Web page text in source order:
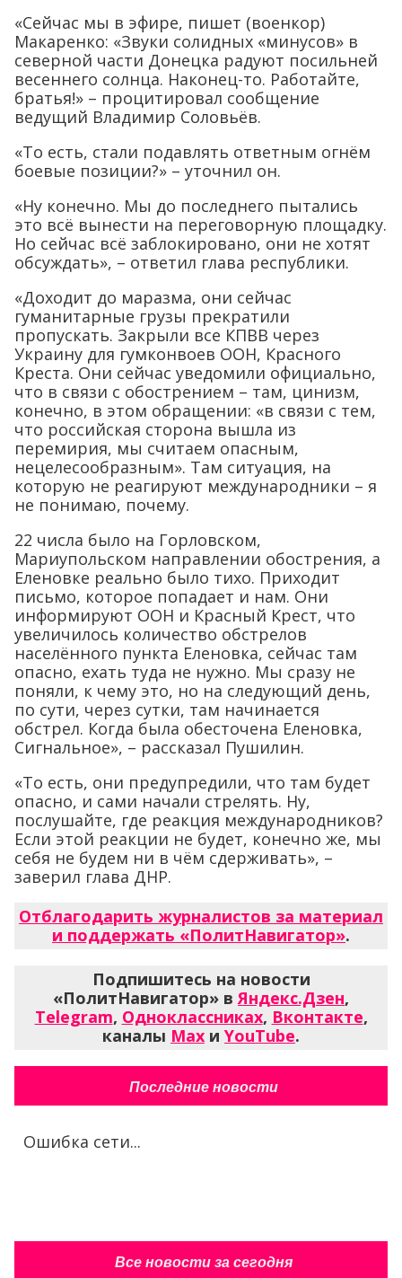
«Сейчас мы в эфире, пишет (военкор)
Макаренко: «Звуки солидных «минусов» в
северной части Донецка радуют посильней
весеннего солнца. Наконец-то. Работайте,
братья!» – процитировал сообщение
ведущий Владимир Соловьёв.
«То есть, стали подавлять ответным огнём
боевые позиции?» – уточнил он.
«Ну конечно. Мы до последнего пытались
это всё вынести на переговорную площадку.
Но сейчас всё заблокировано, они не хотят
обсуждать», – ответил глава республики.
«Доходит до маразма, они сейчас
гуманитарные грузы прекратили
пропускать. Закрыли все КПВВ через
Украину для гумконвоев ООН, Красного
Креста. Они сейчас уведомили официально,
что в связи с обострением – там, цинизм,
конечно, в этом обращении: «в связи с тем,
что российская сторона вышла из
перемирия, мы считаем опасным,
нецелесообразным». Там ситуация, на
которую не реагируют международники – я
не понимаю, почему.
22 числа было на Горловском,
Мариупольском направлении обострения, а
Еленовке реально было тихо. Приходит
письмо, которое попадает и нам. Они
информируют ООН и Красный Крест, что
увеличилось количество обстрелов
населённого пункта Еленовка, сейчас там
опасно, ехать туда не нужно. Мы сразу не
поняли, к чему это, но на следующий день,
по сути, через сутки, там начинается
обстрел. Когда была обесточена Еленовка,
Сигнальное», – рассказал Пушилин.
«То есть, они предупредили, что там будет
опасно, и сами начали стрелять. Ну,
послушайте, где реакция международников?
Если этой реакции не будет, конечно же, мы
себя не будем ни в чём сдерживать», –
заверил глава ДНР.
Отблагодарить журналистов за материал
и поддержать «ПолитНавигатор».
Подпишитесь на новости
«ПолитНавигатор» вЯндекс.Дзен,
Telegram, Одноклассниках, Вконтакте,
каналы Max и YouTube.
Последние новости
Ошибка сети...
Все новости за сегодня